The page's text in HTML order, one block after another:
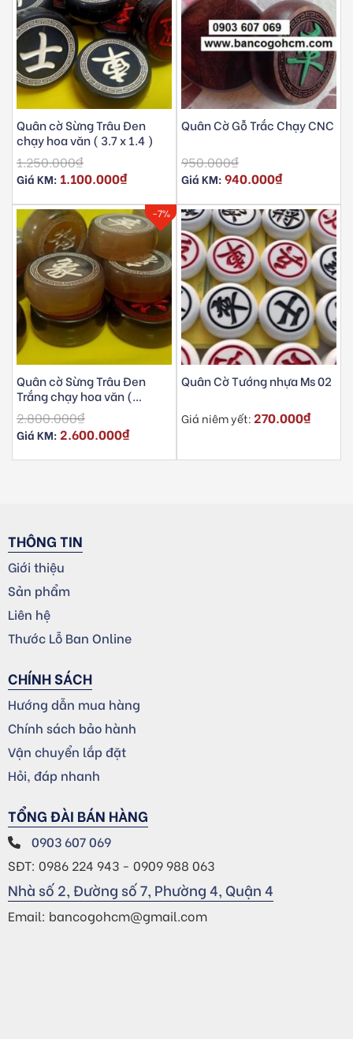
Quân cờ Sừng Trâu Đen
chạy hoa văn ( 3.7 x 1.4 )
1.250.000₫
Giá KM: 1.100.000₫
Quân Cờ Gỗ Trắc Chạy CNC
950.000₫
Giá KM: 940.000₫
-7%
Quân cờ Sừng Trâu Đen
Trắng chạy hoa văn (
3.7×1.4)
2.800.000₫
Giá KM: 2.600.000₫
Quân Cờ Tướng nhựa Ms 02
Giá niêm yết: 270.000₫
THÔNG TIN
Giới thiệu
Sản phẩm
Liên hệ
Thước Lỗ Ban Online
CHÍNH SÁCH
Hướng dẫn mua hàng
Chính sách bảo hành
Vận chuyển lắp đặt
Hỏi, đáp nhanh
TỔNG ĐÀI BÁN HÀNG
0903 607 069
SĐT: 0986 224 943 - 0909 988 063
Nhà số 2, Đường số 7, Phường 4, Quận 4
Email: bancogohcm@gmail.com